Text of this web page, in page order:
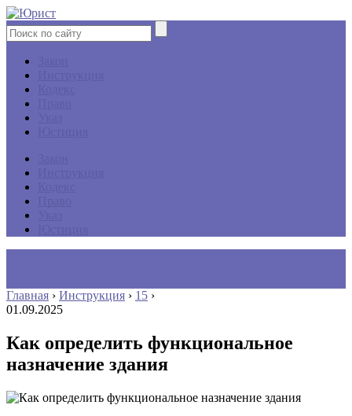
Главная › Инструкция › 15 ›
01.09.2025
Как определить функциональное
назначение здания